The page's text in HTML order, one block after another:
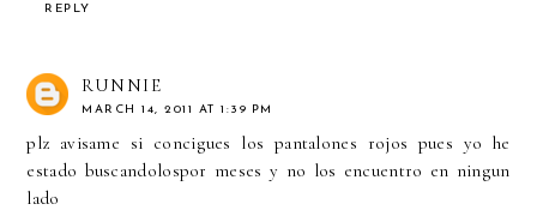
REPLY
RUNNIE
MARCH 14, 2011 AT 1:39 PM
plz avisame si concigues los pantalones rojos pues yo he
estado buscandolospor meses y no los encuentro en ningun
lado